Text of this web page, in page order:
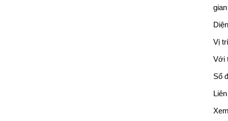
Vị
Với
Sổ